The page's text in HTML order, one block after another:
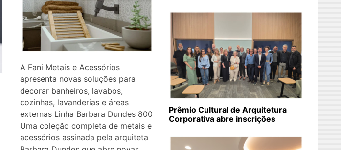
A Fani Metais e Acessórios
apresenta novas soluções para
decorar banheiros, lavabos,
cozinhas, lavanderias e áreas
externas Linha Barbara Dundes 800
Uma coleção completa de metais e
acessórios assinada pela arquiteta
Prêmio Cultural de Arquitetura
Corporativa abre inscrições